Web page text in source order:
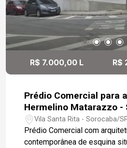
R$ 7.000,00 L R$
Prédio Comercial para
Hermelino Matarazzo -
Vila Santa Rita - Sorocaba/
Prédio Comercial com
contemporânea de esquina